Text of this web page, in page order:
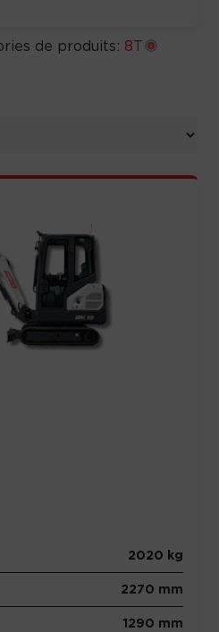
de produits: 8T
2020 kg
2270 mm
1290 mm